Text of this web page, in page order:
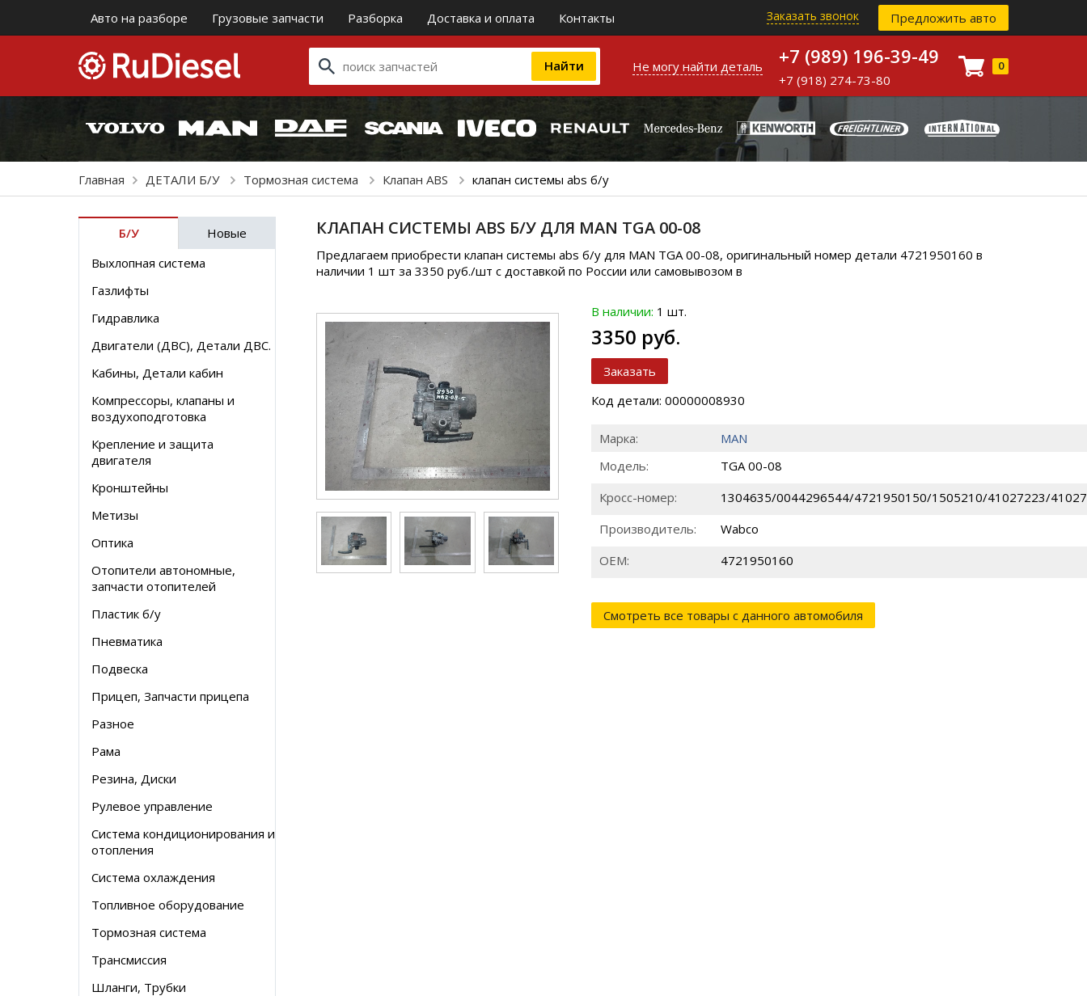
Авто на разборе Грузовые запчасти Разборка Доставка и оплата Контакты Заказать звонок Предложить авто
Не могу найти деталь +7 (989) 196-39-49
+7 (918) 274-73-80
0
Главная ДЕТАЛИ Б/У Тормозная система Клапан ABS клапан системы abs б/у
Б/У
Новые
Выхлопная система
Газлифты
Гидравлика
Двигатели (ДВС), Детали ДВС.
Кабины, Детали кабин
Компрессоры, клапаны и
воздухоподготовка
Крепление и защита
двигателя
Кронштейны
Метизы
Оптика
Отопители автономные,
запчасти отопителей
Пластик б/у
Пневматика
Подвеска
Прицеп, Запчасти прицепа
Разное
Рама
Резина, Диски
Рулевое управление
Система кондиционирования и
отопления
Система охлаждения
Топливное оборудование
Тормозная система
Трансмиссия
Шланги, Трубки
КЛАПАН СИСТЕМЫ ABS Б/У ДЛЯ MAN TGA 00-08
Предлагаем приобрести клапан системы abs б/у для MAN TGA 00-08, оригинальный номер детали 4721950160 в
наличии 1 шт за 3350 руб./шт с доставкой по России или самовывозом в
В наличии: 1 шт.
3350 руб.
Заказать
Код детали: 00000008930
Марка:
MAN
Модель:
TGA 00-08
Кросс-номер:
1304635/0044296544/4721950150/1505210/41027223/
Производитель:
Wabco
ОЕМ:
4721950160
Смотреть все товары с данного автомобиля